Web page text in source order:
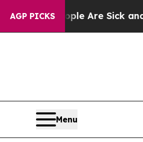
AGP PICKS
“People Are Sick and
Menu